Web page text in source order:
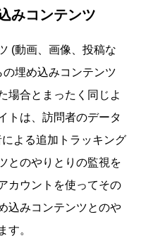
みコンテンツ
(動画、画像、投稿な
埋め込みコンテンツ
場合とまったく同じよ
トは、訪問者のデータ
よる追加トラッキング
とのやりとりの監視を
カウントを使ってその
込みコンテンツとのや
す。